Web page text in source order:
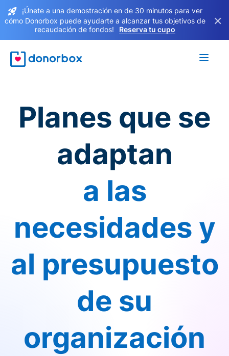
¡Únete a una demostración en de 30 minutos para ver
cómo Donorbox puede ayudarte a alcanzar tus objetivos de
recaudación de fondos!
Reserva tu cupo
×
Planes que se
adaptan
a las
necesidades y
al presupuesto
de su
organización